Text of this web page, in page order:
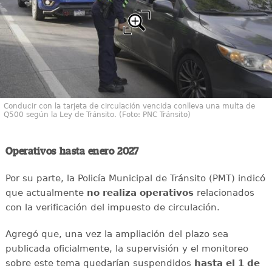
Conducir con la tarjeta de circulación vencida conlleva una multa de
Q500 según la Ley de Tránsito. (Foto: PNC Tránsito)
Operativos hasta enero 2027
Por su parte, la Policía Municipal de Tránsito (PMT) indicó
que actualmente no realiza operativosrelacionados
con la verificación del impuesto de circulación.
Agregó que, una vez la ampliación del plazo sea
publicada oficialmente, la supervisión y el monitoreo
sobre este tema quedarían suspendidos hasta el 1 de